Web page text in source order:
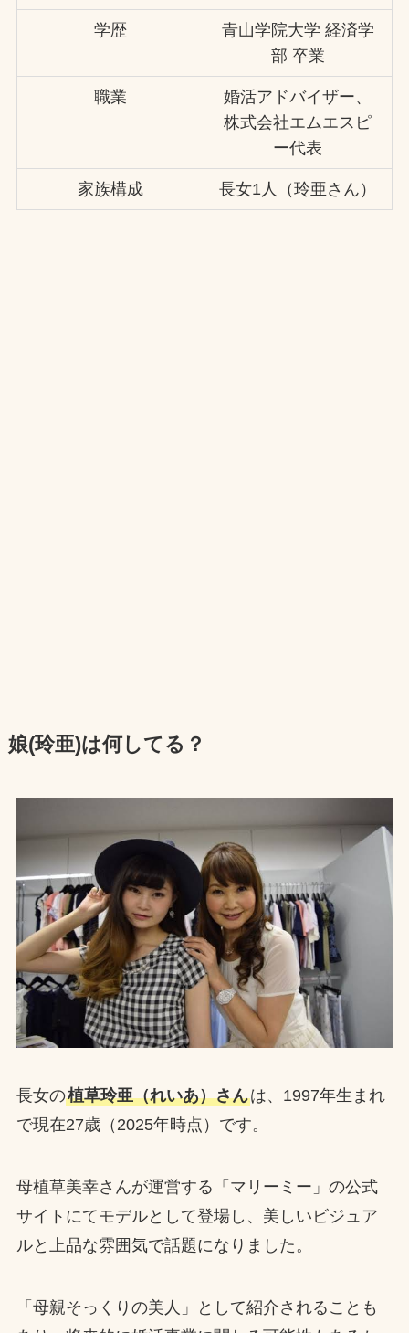
学歴
青山学院大学 経済学
部 卒業
職業
婚活アドバイザー、
株式会社エムエスピ
ー代表
家族構成 長女1人（玲亜さん）
娘(玲亜)は何してる？
長女の植草玲亜（れいあ）さんは、1997年生まれ
で現在27歳（2025年時点）です。
母植草美幸さんが運営する「マリーミー」の公式
サイトにてモデルとして登場し、美しいビジュア
ルと上品な雰囲気で話題になりました。
「母親そっくりの美人」として紹介されることも